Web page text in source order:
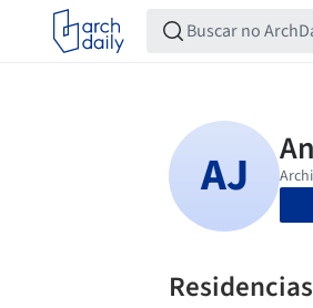
Residencias